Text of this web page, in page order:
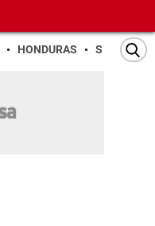
HONDURAS SAN PEDRO